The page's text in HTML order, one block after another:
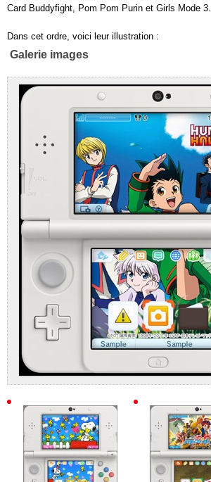
Card Buddyfight, Pom Pom Purin et Girls Mode 3.
Dans cet ordre, voici leur illustration :
Galerie images